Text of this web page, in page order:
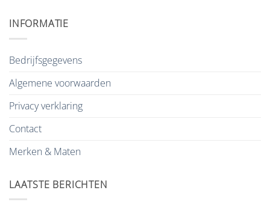
INFORMATIE
Bedrijfsgegevens
Algemene voorwaarden
Privacy verklaring
Contact
Merken & Maten
LAATSTE BERICHTEN